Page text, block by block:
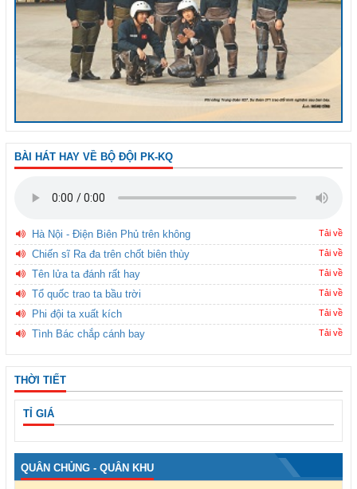
BÀI HÁT HAY VỀ BỘ ĐỘI PK-KQ
Hà Nội - Điện Biên Phủ trên không Tải về
Chiến sĩ Ra đa trên chốt biên thùy Tải về
Tên lửa ta đánh rất hay Tải về
Tổ quốc trao ta bầu trời Tải về
Phi đội ta xuất kích Tải về
Tình Bác chắp cánh bay Tải về
THỜI TIẾT
TỈ GIÁ
QUÂN CHỦNG - QUÂN KHU